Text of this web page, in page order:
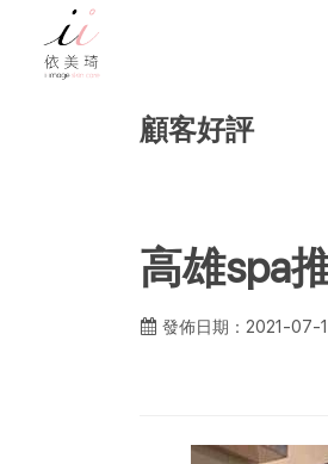
顧客好評
高雄spa
發佈日期：2021-07-